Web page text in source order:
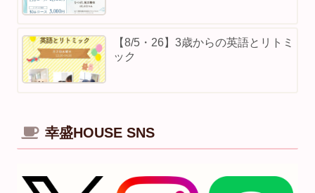
【8/5・26】3歳からの英語とリトミ
ック
幸盛HOUSE SNS